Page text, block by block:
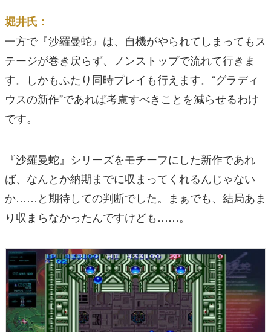
堀井氏：
一方で『沙羅曼蛇』は、自機がやられてしまってもス
テージが巻き戻らず、ノンストップで流れて行きま
す。しかもふたり同時プレイも行えます。“グラディ
ウスの新作”であれば考慮すべきことを減らせるわけ
です。
『沙羅曼蛇』シリーズをモチーフにした新作であれ
ば、なんとか納期までに収まってくれるんじゃない
か……と期待しての判断でした。まぁでも、結局あま
り収まらなかったんですけども……。